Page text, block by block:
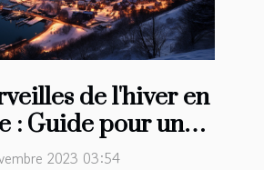
de l'hiver en
: Guide pour un
de 8 jours
2023 03:54